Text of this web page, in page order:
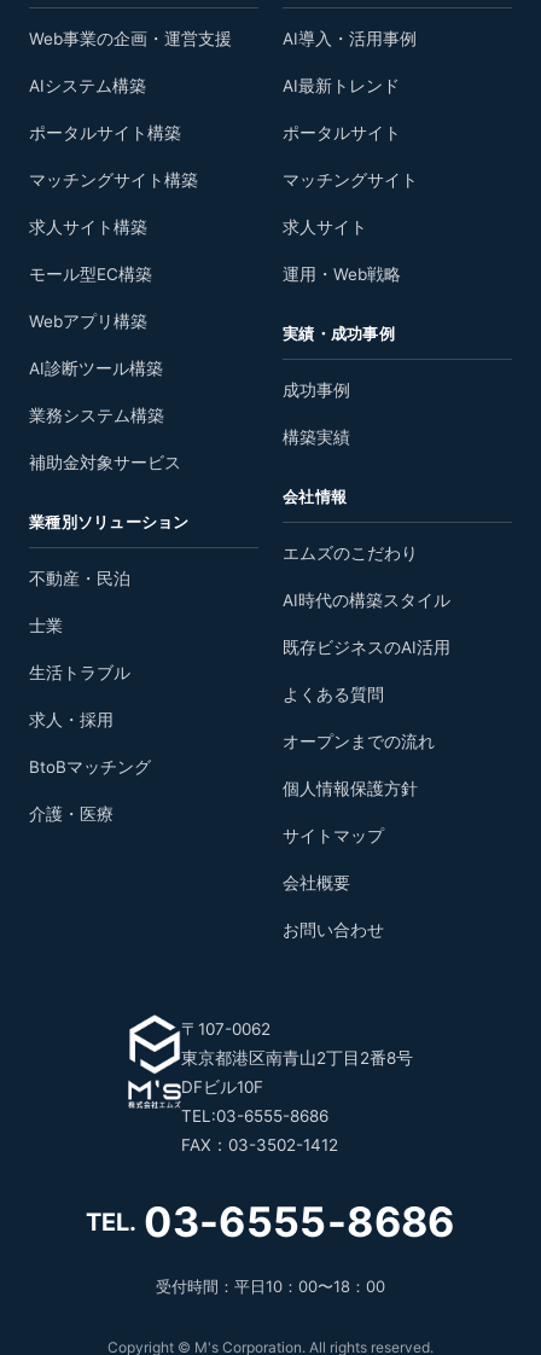
Web事業の企画・運営支援
AIシステム構築
ポータルサイト構築
マッチングサイト構築
求人サイト構築
モール型EC構築
Webアプリ構築
AI診断ツール構築
業務システム構築
補助金対象サービス
業種別ソリューション
不動産・民泊
士業
生活トラブル
求人・採用
BtoBマッチング
介護・医療
AI導入・活用事例
AI最新トレンド
ポータルサイト
マッチングサイト
求人サイト
運用・Web戦略
実績・成功事例
成功事例
構築実績
会社情報
エムズのこだわり
AI時代の構築スタイル
既存ビジネスのAI活用
よくある質問
オープンまでの流れ
個人情報保護方針
サイトマップ
会社概要
お問い合わせ
〒107-0062
東京都港区南青山2丁目2番8号
DFビル10F
TEL:03-6555-8686
FAX：03-3502-1412
TEL. 03-6555-8686
受付時間：平日10：00〜18：00
Copyright © M's Corporation. All rights reserved.